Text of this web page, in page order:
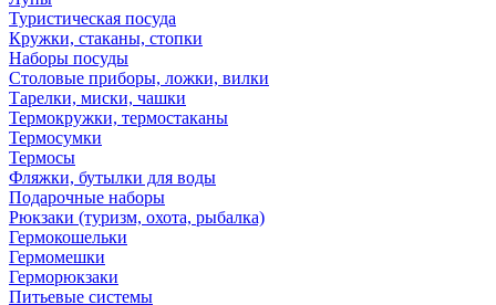
Туристическая посуда
Кружки, стаканы, стопки
Наборы посуды
Столовые приборы, ложки, вилки
Тарелки, миски, чашки
Термокружки, термостаканы
Термосумки
Термосы
Фляжки, бутылки для воды
Подарочные наборы
Рюкзаки (туризм, охота, рыбалка)
Гермокошельки
Гермомешки
Герморюкзаки
Питьевые системы